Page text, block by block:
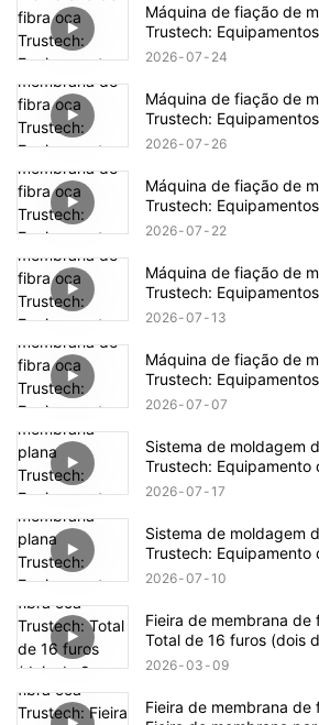
Máquina de fiação de
Trustech:
revelados (16)
2026 07 24
Máquina de fiação de
Trustech:
revelados (18)
2026 07 26
Máquina de fiação de
Trustech:
revelados (17)
2026 07 22
Máquina de fiação de
Trustech:
revelados (16)
2026 07 13
Máquina de fiação de
Trustech:
revelados (15)
2026 07 07
Sistema de moldagem
Trustech: Equipamento
2026 07 17
Sistema de moldagem
Trustech: Equipamento
2026 07 10
Fieira de membrana de
Total de 16 furos (dois
fiação.
2026 03 09
Fieira de membrana